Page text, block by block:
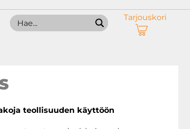
Tarjouskori
teollisuuden käyttöön​